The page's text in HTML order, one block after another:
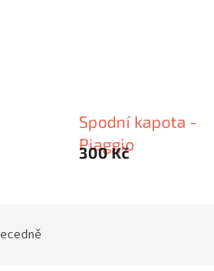
Spodní kapota -
Piaggio
300 Kč